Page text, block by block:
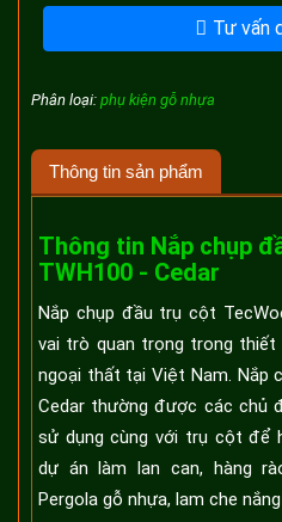
Tư vấn
Phân loại: phụ kiện gỗ nhựa
Thông tin sản phẩm
Thông tin Nắp chụp
TWH100 - Cedar
Nắp chụp đầu trụ cột
vai trò quan trọng trong thiết
ngoại thất tại Việt Nam. Nắp
Cedar thường được các chủ
sử dụng cùng với trụ cột để
dự án làm lan can, hàng
Pergola gỗ nhựa, lam che